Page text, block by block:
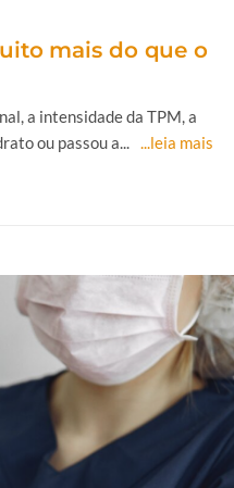
mais do que o
a intensidade da TPM, a
ou passou a... ...leia mais